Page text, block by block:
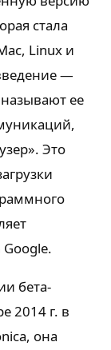
стала
Linux и
—
ее
Это
Google.
бета-
2014 г. в
она